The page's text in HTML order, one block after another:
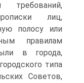
требований,
лиц,
полосу или
правилам
в города,
типа
Советов,